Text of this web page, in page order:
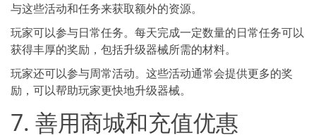
与这些活动和任务来获取额外的资源。
玩家可以参与日常任务。每天完成一定数量的日常任务可以
获得丰厚的奖励，包括升级器械所需的材料。
玩家还可以参与周常活动。这些活动通常会提供更多的奖
励，可以帮助玩家更快地升级器械。
7. 善用商城和充值优惠